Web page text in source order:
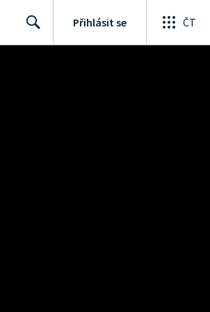
Přihlásit se ČT